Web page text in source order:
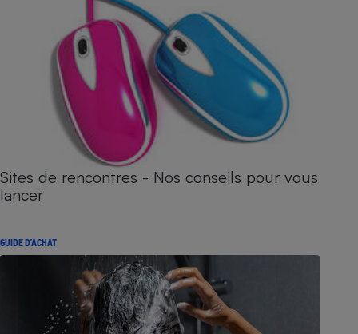
Sites de rencontres - Nos conseils pour vous
lancer
GUIDE D'ACHAT